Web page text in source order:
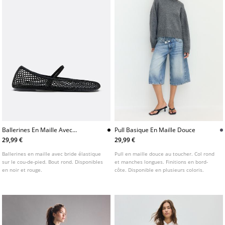
Ballerines En Maille Avec
Bride
29,99 €
Ballerines en maille avec bride élastique
sur le cou-de-pied. Bout rond. Disponibles
en noir et rouge.
Pull Basique En Maille Douce
29,99 €
Pull en maille douce au toucher. Col rond
et manches longues. Finitions en bord-
côte. Disponible en plusieurs coloris.